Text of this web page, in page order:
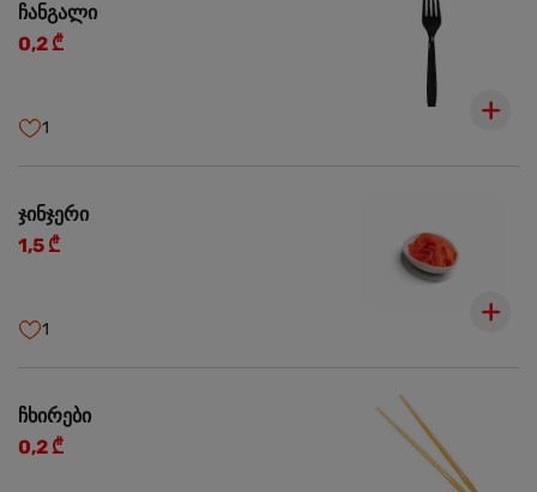
ჩანგალი
0,2 ₾
1
ჯინჯერი
1,5 ₾
1
ჩხირები
0,2 ₾